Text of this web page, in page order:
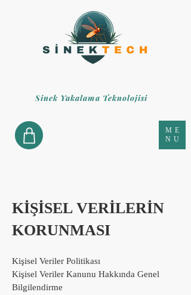
ME
NU
Sinek Yakalama Teknolojisi
KİŞİSEL VERİLERİN
KORUNMASI
Kişisel Veriler Politikası
Kişisel Veriler Kanunu Hakkında Genel
Bilgilendirme